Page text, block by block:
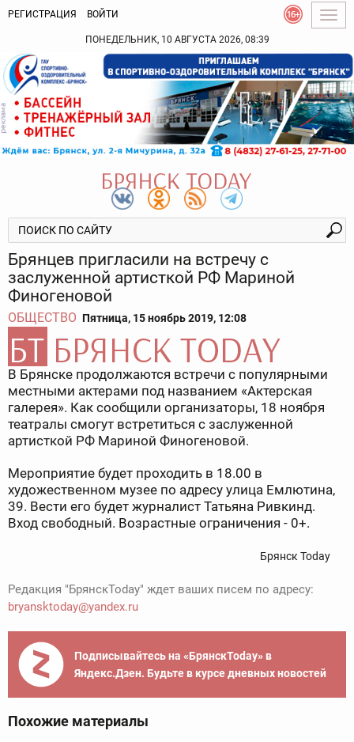
РЕГИСТРАЦИЯ ВОЙТИ
ПОНЕДЕЛЬНИК, 10 АВГУСТА 2026, 08:39
Брянцев пригласили на встречу с
заслуженной артисткой РФ Мариной
Финогеновой
ОБЩЕСТВО Пятница, 15 ноябрь 2019, 12:08
В Брянске продолжаются встречи с популярными
местными актерами под названием «Актерская
галерея». Как сообщили организаторы, 18 ноября
театралы смогут встретиться с заслуженной
артисткой РФ Мариной Финогеновой.
Мероприятие будет проходить в 18.00 в
художественном музее по адресу улица Емлютина,
39. Вести его будет журналист Татьяна Ривкинд.
Вход свободный. Возрастные ограничения - 0+.
Брянск Today
Редакция "БрянскToday" ждет ваших писем по адресу:
bryansktoday@yandex.ru
Подписывайтесь на «БрянскToday» в
Яндекс.Дзен. Будьте в курсе дневных новостей
Похожие материалы